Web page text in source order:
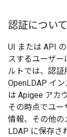
認証について
UI または API
スするユーザー
ルトでは、認証
OpenLDAP イ
は Apigee アカ
その時点でユ
情報、その他の
LDAP に保存さ